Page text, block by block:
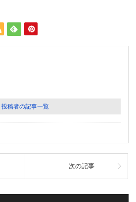
投稿者の記事一覧
次の記事